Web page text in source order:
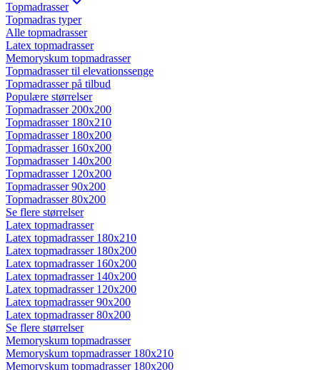
Topmadrasser
Topmadras typer
Alle topmadrasser
Latex topmadrasser
Memoryskum topmadrasser
Topmadrasser til elevationssenge
Topmadrasser på tilbud
Populære størrelser
Topmadrasser 200x200
Topmadrasser 180x210
Topmadrasser 180x200
Topmadrasser 160x200
Topmadrasser 140x200
Topmadrasser 120x200
Topmadrasser 90x200
Topmadrasser 80x200
Se flere størrelser
Latex topmadrasser
Latex topmadrasser 180x210
Latex topmadrasser 180x200
Latex topmadrasser 160x200
Latex topmadrasser 140x200
Latex topmadrasser 120x200
Latex topmadrasser 90x200
Latex topmadrasser 80x200
Se flere størrelser
Memoryskum topmadrasser
Memoryskum topmadrasser 180x210
Memoryskum topmadrasser 180x200